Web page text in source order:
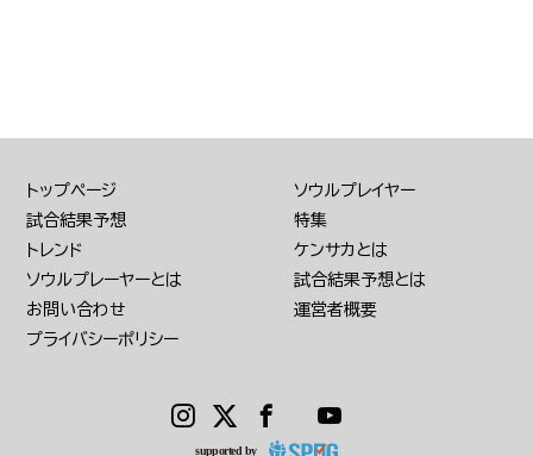
トップページ
ソウルプレイヤー
試合結果予想
特集
トレンド
ケンサカとは
ソウルプレーヤーとは
試合結果予想とは
お問い合わせ
運営者概要
プライバシーポリシー